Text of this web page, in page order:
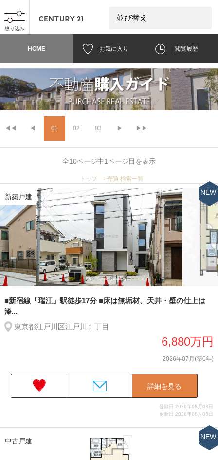
絞り込み
HOME お気に入り 閲覧履歴
◀◀ ◀ 01 02 03 ▶ ▶▶
全10ページ中1ページ目を表示
トップ >売買 検索一覧
新築戸建
NEW
■新宿線「瑞江」駅徒歩17分 ■床は無垢材、天井・壁の仕上は
漆...
東京都江戸川区江戸川１丁目
6,880万円
2026年07月(築0年)
詳細を見る
登録日 2026年08月03日
更新日 2026年08月06日
中古戸建
NEW